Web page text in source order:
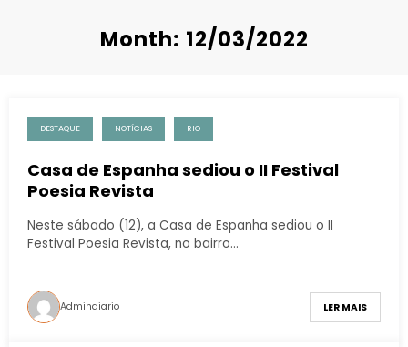
Month: 12/03/2022
DESTAQUE NOTÍCIAS RIO
Casa de Espanha sediou o II Festival
Poesia Revista
Neste sábado (12), a Casa de Espanha sediou o II
Festival Poesia Revista, no bairro…
Admindiario LER MAIS